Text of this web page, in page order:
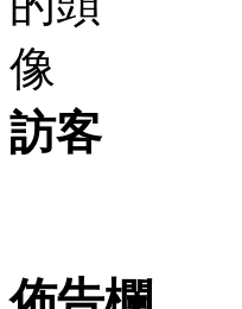
訪客